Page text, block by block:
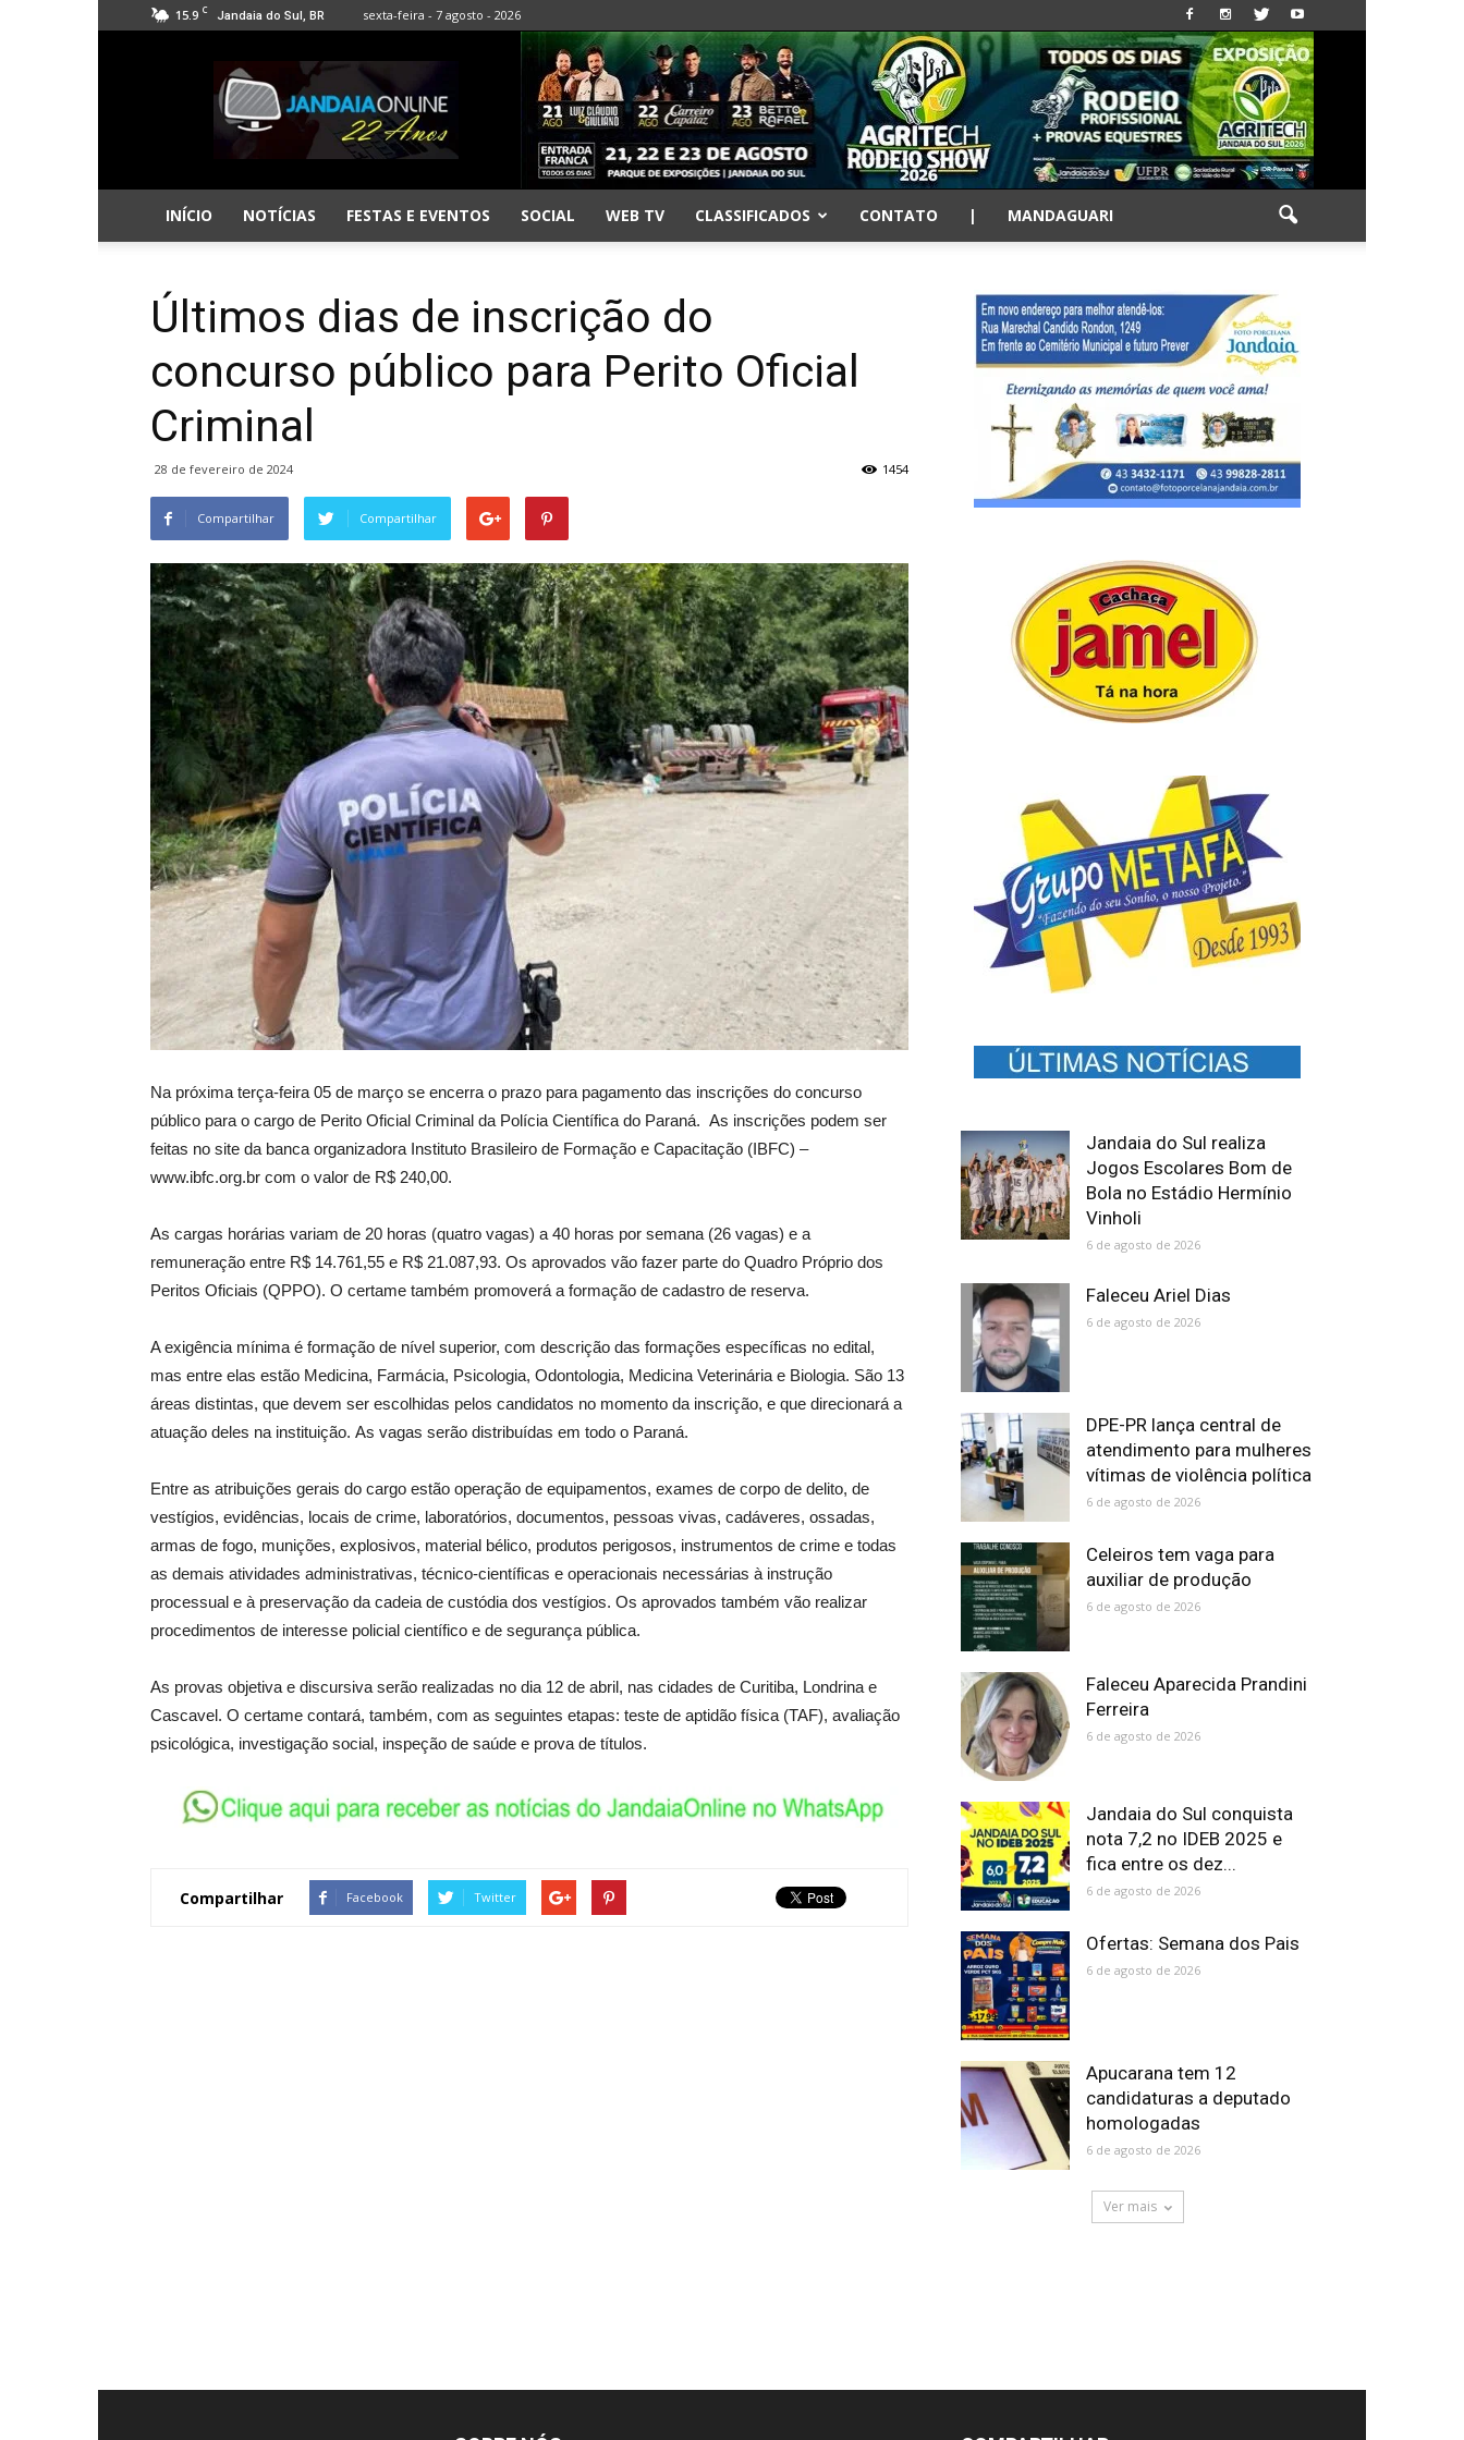
15.9 C Jandaia do Sul, BR sexta-feira - 7 agosto - 2026
Jandaia
Online
INÍCIO NOTÍCIAS FESTAS E EVENTOS SOCIAL WEB TV CLASSIFICADOS CONTATO | MANDAGUARI
Últimos dias de inscrição do
concurso público para Perito Oficial
Criminal
28 de fevereiro de 2024 1454
Compartilhar Compartilhar
Na próxima terça-feira 05 de março se encerra o prazo para pagamento das inscrições do concurso
público para o cargo de Perito Oficial Criminal da Polícia Científica do Paraná. As inscrições podem ser
feitas no site da banca organizadora Instituto Brasileiro de Formação e Capacitação (IBFC) –
www.ibfc.org.br com o valor de R$ 240,00.
As cargas horárias variam de 20 horas (quatro vagas) a 40 horas por semana (26 vagas) e a
remuneração entre R$ 14.761,55 e R$ 21.087,93. Os aprovados vão fazer parte do Quadro Próprio dos
Peritos Oficiais (QPPO). O certame também promoverá a formação de cadastro de reserva.
A exigência mínima é formação de nível superior, com descrição das formações específicas no edital,
mas entre elas estão Medicina, Farmácia, Psicologia, Odontologia, Medicina Veterinária e Biologia. São 13
áreas distintas, que devem ser escolhidas pelos candidatos no momento da inscrição, e que direcionará a
atuação deles na instituição. As vagas serão distribuídas em todo o Paraná.
Entre as atribuições gerais do cargo estão operação de equipamentos, exames de corpo de delito, de
vestígios, evidências, locais de crime, laboratórios, documentos, pessoas vivas, cadáveres, ossadas,
armas de fogo, munições, explosivos, material bélico, produtos perigosos, instrumentos de crime e todas
as demais atividades administrativas, técnico-científicas e operacionais necessárias à instrução
processual e à preservação da cadeia de custódia dos vestígios. Os aprovados também vão realizar
procedimentos de interesse policial científico e de segurança pública.
As provas objetiva e discursiva serão realizadas no dia 12 de abril, nas cidades de Curitiba, Londrina e
Cascavel. O certame contará, também, com as seguintes etapas: teste de aptidão física (TAF), avaliação
psicológica, investigação social, inspeção de saúde e prova de títulos.
Compartilhar Facebook Twitter
Jandaia do Sul realiza
Jogos Escolares Bom de
Bola no Estádio Hermínio
Vinholi
6 de agosto de 2026
Faleceu Ariel Dias
6 de agosto de 2026
DPE-PR lança central de
atendimento para mulheres
vítimas de violência política
6 de agosto de 2026
Celeiros tem vaga para
auxiliar de produção
6 de agosto de 2026
Faleceu Aparecida Prandini
Ferreira
6 de agosto de 2026
Jandaia do Sul conquista
nota 7,2 no IDEB 2025 e
fica entre os dez...
6 de agosto de 2026
Ofertas: Semana dos Pais
6 de agosto de 2026
Apucarana tem 12
candidaturas a deputado
homologadas
6 de agosto de 2026
Ver mais